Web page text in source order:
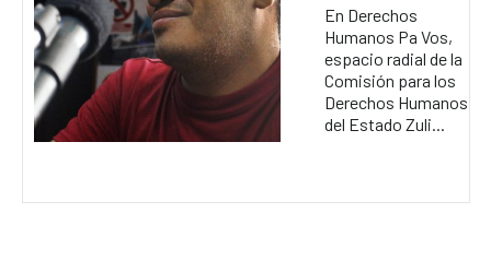
En Derechos
Humanos Pa Vos,
espacio radial de la
Comisión para los
Derechos Humanos
del Estado Zuli...